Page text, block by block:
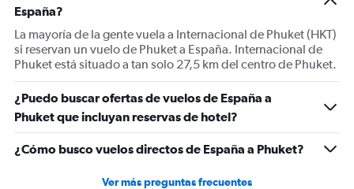
España?
La mayoría de la gente vuela a Internacional de Phuket (HKT)
si reservan un vuelo de Phuket a España. Internacional de
Phuket está situado a tan solo 27,5 km del centro de Phuket.
¿Puedo buscar ofertas de vuelos de España a
Phuket que incluyan reservas de hotel?
¿Cómo busco vuelos directos de España a Phuket?
Ver más preguntas frecuentes